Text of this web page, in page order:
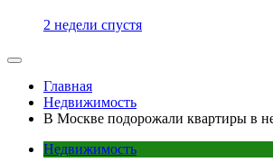
2 недели спустя
Главная
Недвижимость
В Москве подорожали квартиры в
Недвижимость